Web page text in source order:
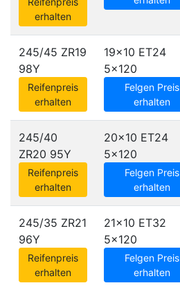
erhalten
245/45 ZR19
98Y
Reifenpreis
erhalten
19x10 ET24
5x120
Felgen Preis
erhalten
245/40
ZR20 95Y
Reifenpreis
erhalten
20x10 ET24
5x120
Felgen Preis
erhalten
245/35 ZR21
96Y
Reifenpreis
erhalten
21x10 ET32
5x120
Felgen Preis
erhalten